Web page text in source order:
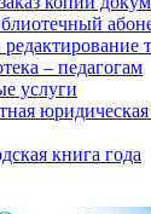
редактирование
– педагогам
услуги
книга года